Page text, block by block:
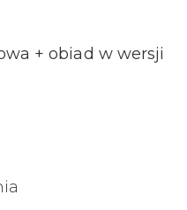
+ obiad w wersji